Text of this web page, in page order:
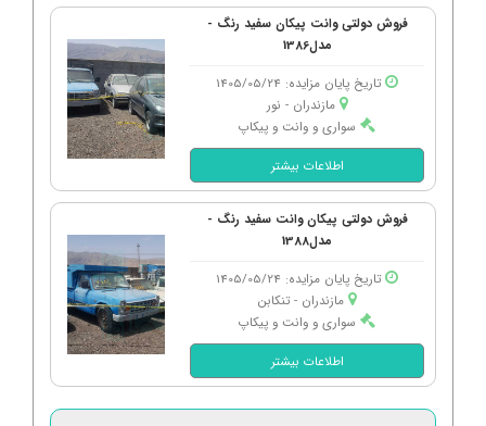
فروش دولتی وانت پیکان سفید رنگ -
مدل1386
تاریخ پایان مزایده: 1405/05/24
مازندران - نور
سواری و وانت و پیکاپ
اطلاعات بیشتر
فروش دولتی پیکان وانت سفید رنگ -
مدل1388
تاریخ پایان مزایده: 1405/05/24
مازندران - تنكابن
سواری و وانت و پیکاپ
اطلاعات بیشتر